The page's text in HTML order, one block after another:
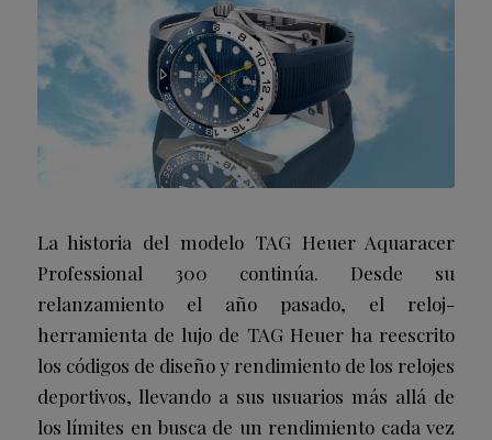
La historia del modelo TAG Heuer Aquaracer
Professional 300 continúa. Desde su
relanzamiento el año pasado, el reloj-
herramienta de lujo de TAG Heuer ha reescrito
los códigos de diseño y rendimiento de los relojes
deportivos, llevando a sus usuarios más allá de
los límites en busca de un rendimiento cada vez